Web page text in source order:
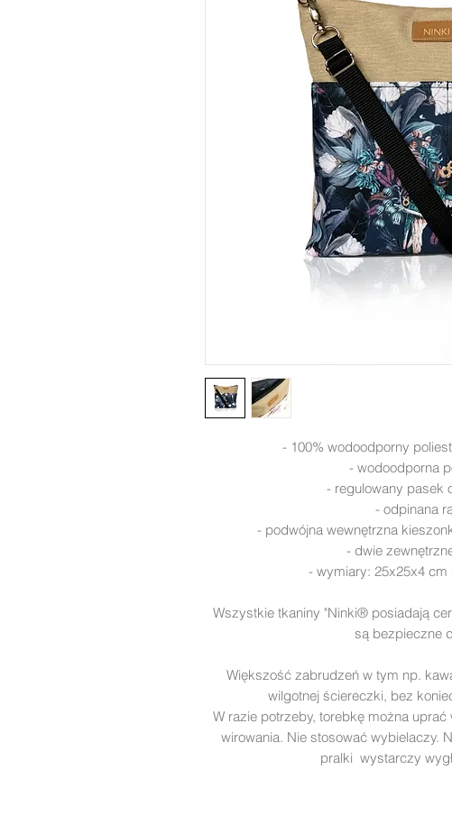
- 100% wodoodporny
- wodoodporna
- regulowany pasek
- odpinana
- podwójna wewnętrzna
- dwie
- wymiary: 25x25x4 cm
Wszystkie tkaniny "Ninki® posiadają
są bezpieczne
Większość zabrudzeń w tym np.
wilgotnej ściereczki, bez
W razie potrzeby, torebkę można
wirowania. Nie stosować wybielaczy.
pralki wystarczy